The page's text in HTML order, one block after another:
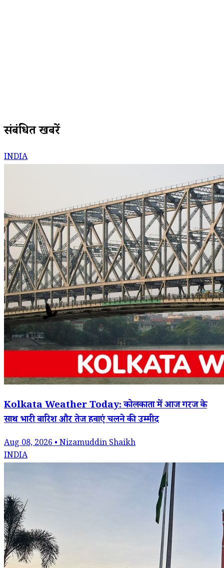
संबंधित खबरें
INDIA
Kolkata Weather Today: कोलकाता में आज गरज के
साथ भारी बारिश और तेज हवाएं चलने की उम्मीद
Aug 08, 2026 • Nizamuddin Shaikh
INDIA